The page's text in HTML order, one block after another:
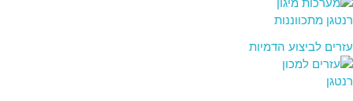
עזרים לביצוע הדמיות